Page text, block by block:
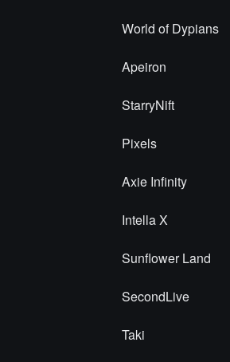
World of Dypians
Apeiron
StarryNift
Pixels
Axie Infinity
Intella X
Sunflower Land
SecondLive
Taki